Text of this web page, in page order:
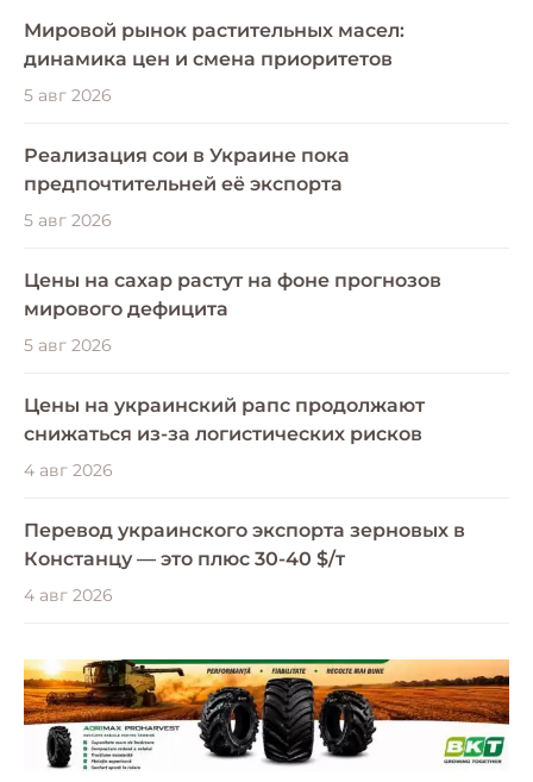
Мировой рынок растительных масел:
динамика цен и смена приоритетов
5 авг 2026
Реализация сои в Украине пока
предпочтительней её экспорта
5 авг 2026
Цены на сахар растут на фоне прогнозов
мирового дефицита
5 авг 2026
Цены на украинский рапс продолжают
снижаться из-за логистических рисков
4 авг 2026
Перевод украинского экспорта зерновых в
Констанцу — это плюс 30-40 $/т
4 авг 2026